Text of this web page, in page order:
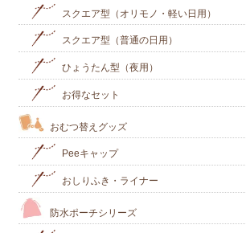
スクエア型（オリモノ・軽い日用）
スクエア型（普通の日用）
ひょうたん型（夜用）
お得なセット
おむつ替えグッズ
Peeキャップ
おしりふき・ライナー
防水ポーチシリーズ